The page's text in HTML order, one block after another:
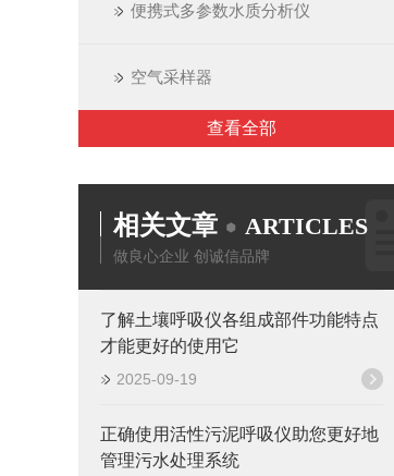
便携式多参数水质分析仪
空气采样器
查看全部
相关文章 ARTICLES
做良心企业 创诚信品牌
了解土壤呼吸仪各组成部件功能特点
才能更好的使用它
2025-09-19
正确使用活性污泥呼吸仪助您更好地
管理污水处理系统